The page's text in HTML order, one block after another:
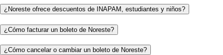
¿Noreste ofrece descuentos de INAPAM, estudiantes y niños?
¿Cómo facturar un boleto de Noreste?
¿Cómo cancelar o cambiar un boleto de Noreste?